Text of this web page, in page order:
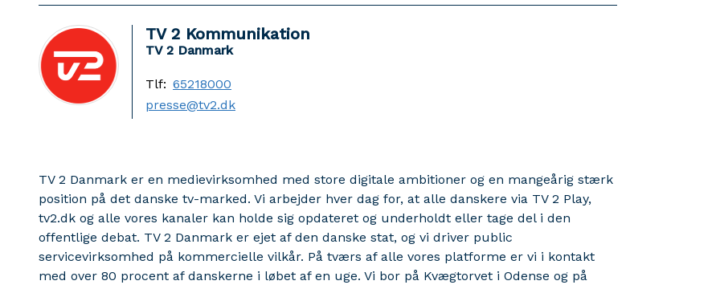
TV 2 Kommunikation
TV 2 Danmark
Tlf: 65218000
presse@tv2.dk
TV 2 Danmark er en medievirksomhed med store digitale ambitioner og en mangeårig stærk
position på det danske tv-marked. Vi arbejder hver dag for, at alle danskere via TV 2 Play,
tv2.dk og alle vores kanaler kan holde sig opdateret og underholdt eller tage del i den
offentlige debat. TV 2 Danmark er ejet af den danske stat, og vi driver public
servicevirksomhed på kommercielle vilkår. På tværs af alle vores platforme er vi i kontakt
med over 80 procent af danskerne i løbet af en uge. Vi bor på Kvægtorvet i Odense og på